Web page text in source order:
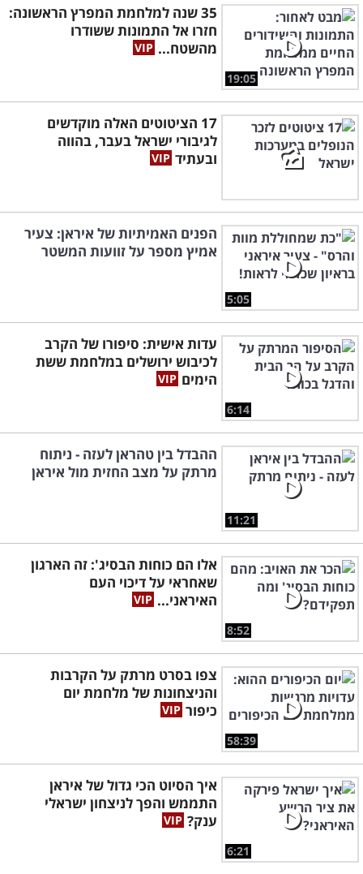
19:05
35 שנה למלחמת המפרץ הראשונה:
חזרו אל התמונות ששודרו
מהשטח...
17 הציטוטים האלה מוקדשים
לגיבורי ישראל בעבר, בהווה
ובעתיד
5:05
הפנים האמיתיות של איראן: צעיר
אמיץ מספר על זוועות המשטר
6:14
עדות אישית: סיפורו של הקרב
לכיבוש ירושלים במלחמת ששת
הימים
11:21
ההבדל בין טהראן לעזה - ניתוח
מרתק על מצב החזית מול איראן
8:52
אלו הם כוחות הבסיג': זה הארגון
שאחראי על דיכוי העם
האיראני...
58:39
צפו בסרט מרתק על הקרבות
והניצחונות של מלחמת יום
כיפור
6:21
איך הסיוט הכי גדול של איראן
התממש והפך לניצחון ישראלי
ענק?